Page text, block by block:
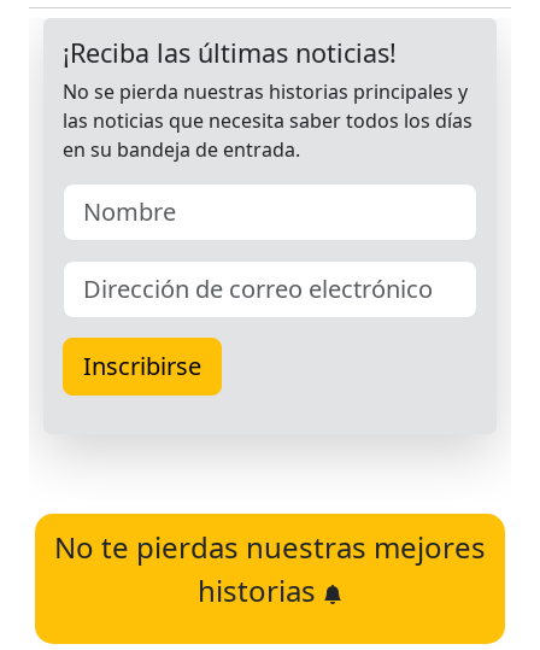
No te pierdas nuestras mejores
historias